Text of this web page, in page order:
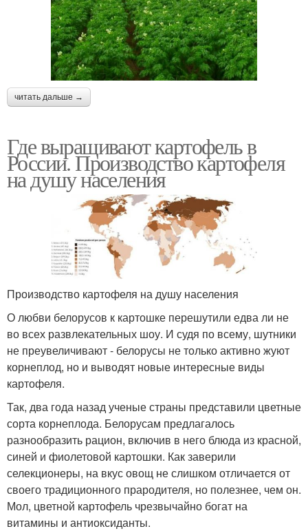
читать дальше →
Где выращивают картофель в
России. Производство картофеля
на душу населения
Производство картофеля на душу населения
О любви белорусов к картошке перешутили едва ли не
во всех развлекательных шоу. И судя по всему, шутники
не преувеличивают - белорусы не только активно жуют
корнеплод, но и выводят новые интересные виды
картофеля.
Так, два года назад ученые страны представили цветные
сорта корнеплода. Белорусам предлагалось
разнообразить рацион, включив в него блюда из красной,
синей и фиолетовой картошки. Как заверили
селекционеры, на вкус овощ не слишком отличается от
своего традиционного прародителя, но полезнее, чем он.
Мол, цветной картофель чрезвычайно богат на
витамины и антиоксиданты.